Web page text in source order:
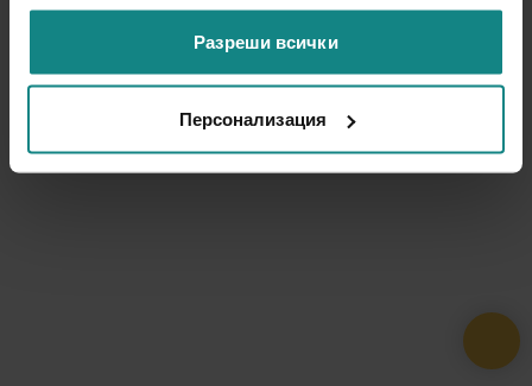
ползването от Ваша страна на услугите им.
Разреши всички
Персонализация